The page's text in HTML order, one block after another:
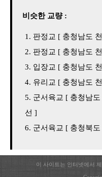
비슷한 교량 :
판정교 [ 충청남도
판정교 [ 충청남도
입장교 [ 충청남도
유리교 [ 충청남도
군서육교 [ 충청남
선 ]
군서육교 [ 충청북
이 사이트는 인터넷에서